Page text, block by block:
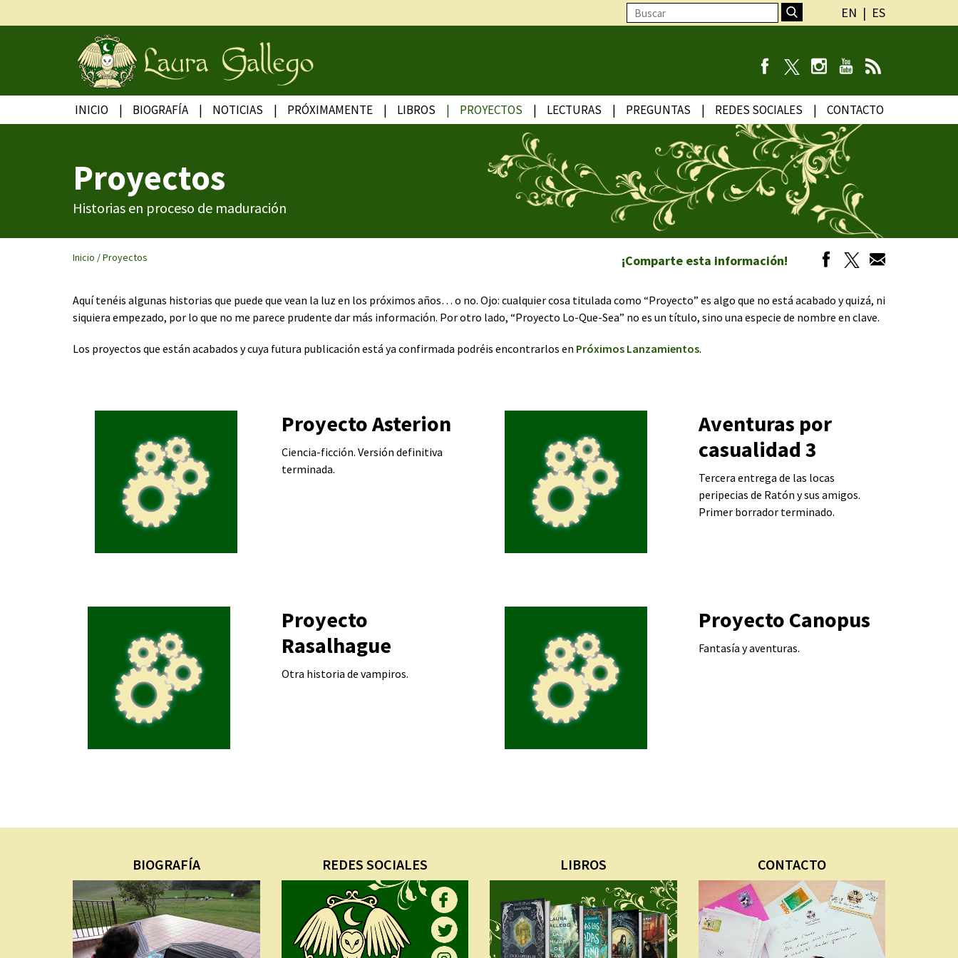
EN ES
INICIO BIOGRAFÍA NOTICIAS PRÓXIMAMENTE LIBROS PROYECTOS LECTURAS PREGUNTAS REDES SOCIALES CONTACTO
Proyectos
Historias en proceso de maduración
Inicio /Proyectos ¡Comparte esta información!
Aquí tenéis algunas historias que puede que vean la luz en los próximos años… o no. Ojo: cualquier cosa titulada como “Proyecto” es algo que no está acabado y quizá, ni
siquiera empezado, por lo que no me parece prudente dar más información. Por otro lado, “Proyecto Lo-Que-Sea” no es un título, sino una especie de nombre en clave.
Los proyectos que están acabados y cuya futura publicación está ya confirmada podréis encontrarlos en Próximos Lanzamientos.
Proyecto Asterion
Ciencia-ficción. Versión definitiva
terminada.
Aventuras por
casualidad 3
Tercera entrega de las locas
peripecias de Ratón y sus amigos.
Primer borrador terminado.
Proyecto
Rasalhague
Otra historia de vampiros.
Proyecto Canopus
Fantasía y aventuras.
BIOGRAFÍA REDES SOCIALES LIBROS CONTACTO